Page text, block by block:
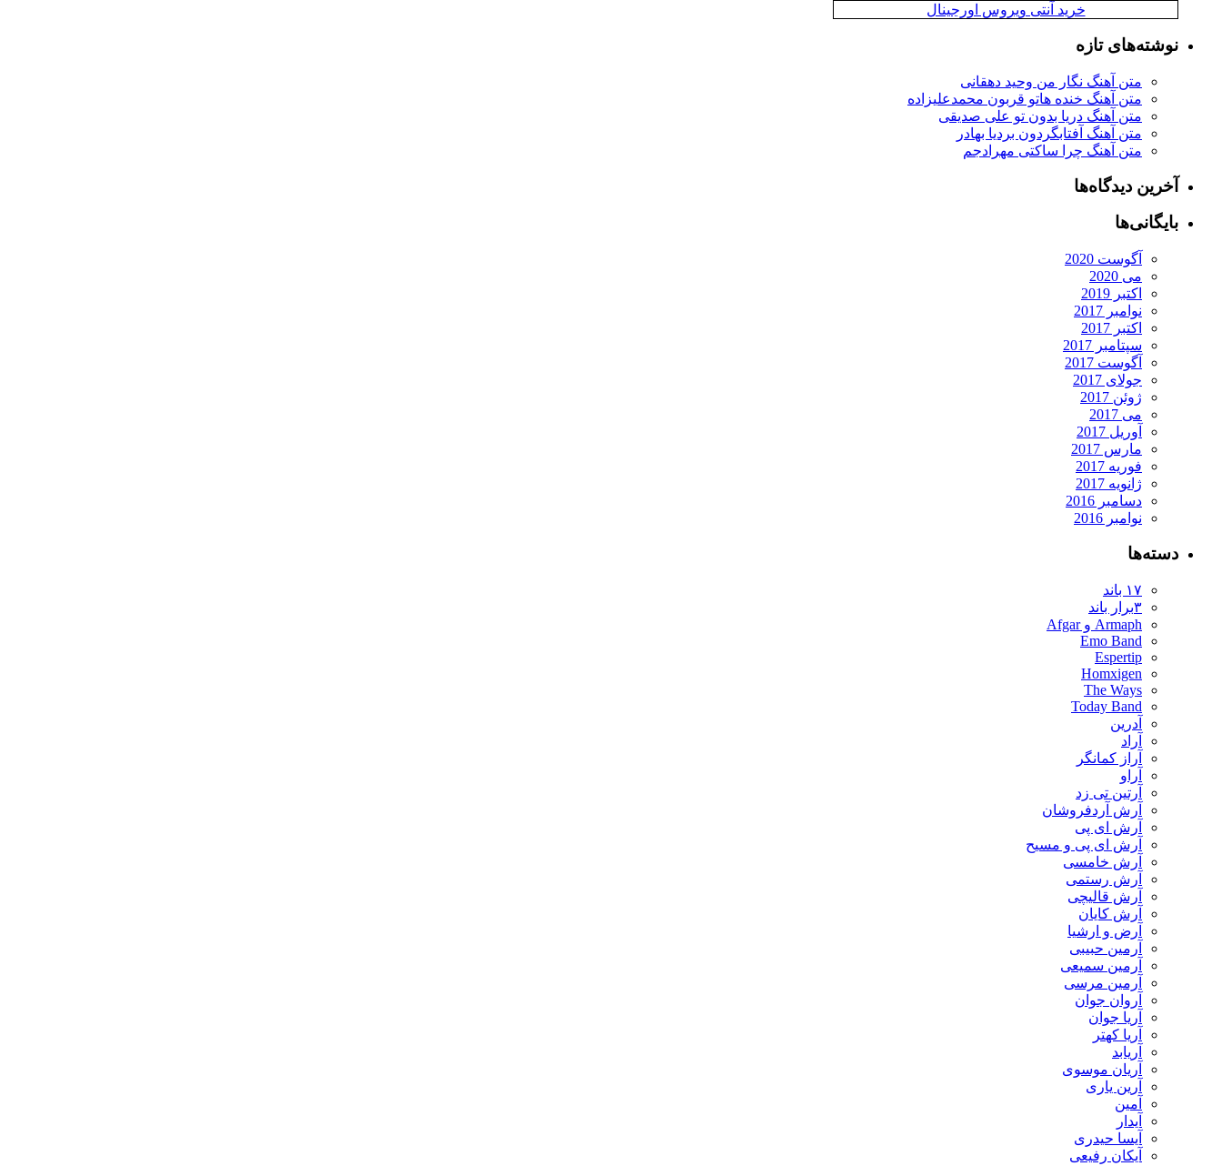
خرید آنتی ویروس اورجینال
نوشته‌های تازه
متن آهنگ نگار من وحید دهقانی
متن آهنگ خنده هاتو قربون محمدعلیزاده
متن آهنگ دریا بدون تو علی صدیقی
متن آهنگ آفتابگردون بردیا بهادر
متن آهنگ چرا ساکتی مهرادجم
آخرین دیدگاه‌ها
بایگانی‌ها
آگوست 2020
می 2020
اکتبر 2019
نوامبر 2017
اکتبر 2017
سپتامبر 2017
آگوست 2017
جولای 2017
ژوئن 2017
می 2017
آوریل 2017
مارس 2017
فوریه 2017
ژانویه 2017
دسامبر 2016
نوامبر 2016
دسته‌ها
۱۷ باند
۳برار باند
Armaph و Afgar
Emo Band
Espertip
Homxigen
The Ways
Today Band
آدرین
آراد
آراز کمانگر
آراو
آرتین تی زد
آرش آردفروشان
آرش ای پی
آرش ای پی و مسیح
آرش خامسی
آرش رستمی
آرش قالیچی
آرش کایان
​آرض و ارشیا
آرمین حبیبی
آرمین سمیعی
آرمین مرسی
آروان جوان
آریا جوان
آریا کهتر
آریابد
آریان موسوی
آرین یاری
آمین
آیدار
آیسا حیدری
آیکان رفیعی